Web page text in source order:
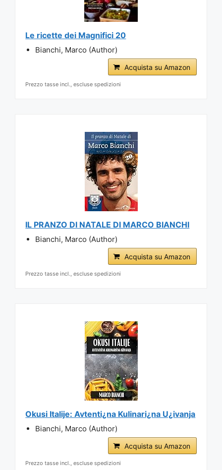
Le ricette dei Magnifici 20
Bianchi, Marco (Author)
Acquista su Amazon
Prezzo tasse incl., escluse spedizioni
IL PRANZO DI NATALE DI MARCO BIANCHI
Bianchi, Marco (Author)
Acquista su Amazon
Prezzo tasse incl., escluse spedizioni
Okusi Italije: Avtenti¿na Kulinari¿na U¿ivanja
Bianchi, Marco (Author)
Acquista su Amazon
Prezzo tasse incl., escluse spedizioni